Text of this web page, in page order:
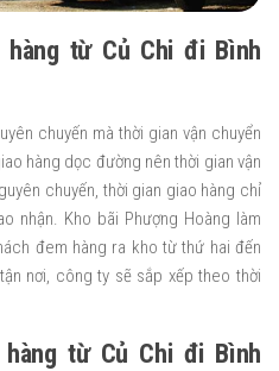
từ Củ Chi đi Bình
chuyến mà thời gian vận chuyển
hàng dọc đường nên thời gian vận
chuyến, thời gian giao hàng chỉ
nhận. Kho bãi Phượng Hoàng làm
đem hàng ra kho từ thứ hai đến
nơi, công ty sẽ sắp xếp theo thời
từ Củ Chi đi Bình